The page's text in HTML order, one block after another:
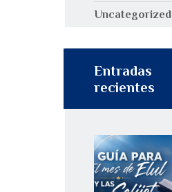
Uncategorized
Entradas
recientes